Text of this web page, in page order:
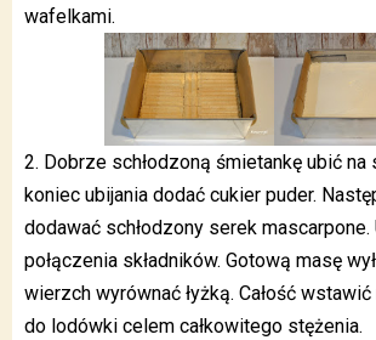
wafelkami.
2. Dobrze schłodzoną śmietankę ubić
koniec ubijania dodać cukier puder.
dodawać schłodzony serek mascarpone.
połączenia składników. Gotową masę
wierzch wyrównać łyżką. Całość
do lodówki celem całkowitego stężenia.